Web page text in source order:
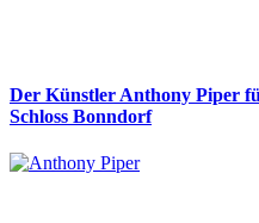
Der Künstler Anthony Piper
Schloss Bonndorf